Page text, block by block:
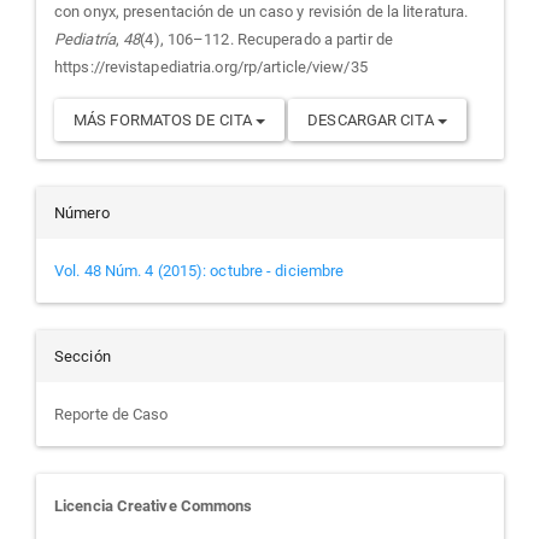
con onyx, presentación de un caso y revisión de la literatura.
Pediatría, 48(4), 106–112. Recuperado a partir de
https://revistapediatria.org/rp/article/view/35
MÁS FORMATOS DE CITA DESCARGAR CITA
Número
Vol. 48 Núm. 4 (2015): octubre - diciembre
Sección
Reporte de Caso
Licencia Creative Commons